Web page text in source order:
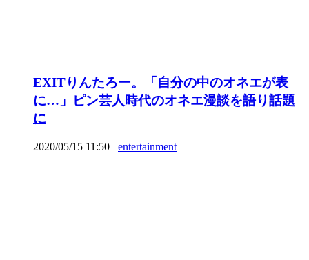
EXITりんたろー。「自分の中のオネエが表
に…」ピン芸人時代のオネエ漫談を語り話題
に
2020/05/15 11:50 entertainment